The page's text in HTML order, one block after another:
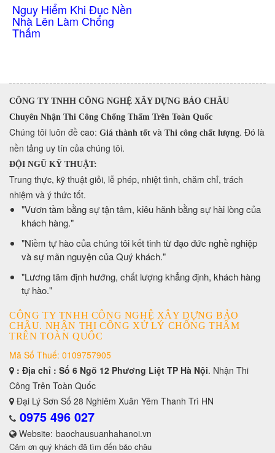
Nền
CÔNG TY TNHH CÔNG NGHỆ XÂY DỰNG BẢO CHÂU
Chuyên Nhận Thi Công Chống Thấm Trên Toàn Quốc
​Chúng tôi luôn đề cao: Giá thành tốt và Thi công chất lượng. Đó là
nền tảng uy tín của chúng tôi.
ĐỘI NGŨ KỸ THUẬT:
Trung thực, kỹ thuật giỏi, lễ phép, nhiệt tình, chăm chỉ, trách
nhiệm và ý thức tốt.
​"Vươn tầm bằng sự tận tâm, kiêu hãnh bằng sự hài lòng của
khách hàng."
​"Niềm tự hào của chúng tôi kết tinh từ đạo đức nghề nghiệp
và sự mãn nguyện của Quý khách."
​"Lương tâm định hướng, chất lượng khẳng định, khách hàng
tự hào."
CÔNG TY TNHH CÔNG NGHỆ XÂY DỰNG BẢO
CHÂU. NHẬN THI CÔNG XỬ LÝ CHỐNG THẤM
TRÊN TOÀN QUỐC
Mã Số Thuế: 0109757905
: Địa chỉ : Số 6 Ngõ 12 Phương Liệt TP Hà Nội. Nhận Thi
Công Trên Toàn Quốc
Đại Lý Sơn Số 28 Nghiêm Xuân Yêm Thanh Trì HN
0975 496 027
Website: baochausuanhahanoi.vn
Cảm ơn quý khách đã tìm đến bảo châu